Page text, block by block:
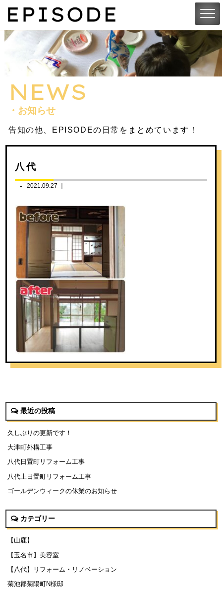
NEWS
・お知らせ
告知の他、EPISODEの日常をまとめています！
八代
2021.09.27 ｜
最近の投稿
久しぶりの更新です！
大津町外構工事
八代日置町リフォーム工事
八代上日置町リフォーム工事
ゴールデンウィークの休業のお知らせ
カテゴリー
【山鹿】
【玉名市】美容室
【八代】リフォーム・リノベーション
菊池郡菊陽町N様邸